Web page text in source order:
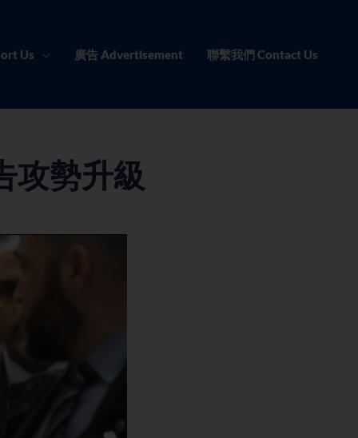
Us 廣告 Advertisement 聯繫我們 Contact Us
攻勢升級